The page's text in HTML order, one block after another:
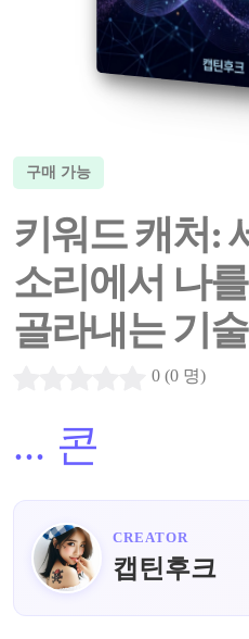
구매 가능
키워드 캐처:
소리에서 나
골라내는 기술
0 (0 명)
... 콘
CREATOR
캡틴후크